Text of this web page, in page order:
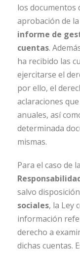
los documentos
aprobación de
informe de
cuentas.
ha recibido las
ejercitarse el
por ello, el
aclaraciones
anuales, así
determinada
mismas.
Para el caso de
salvo
sociales, la Ley
información
derecho a
dichas cuentas.